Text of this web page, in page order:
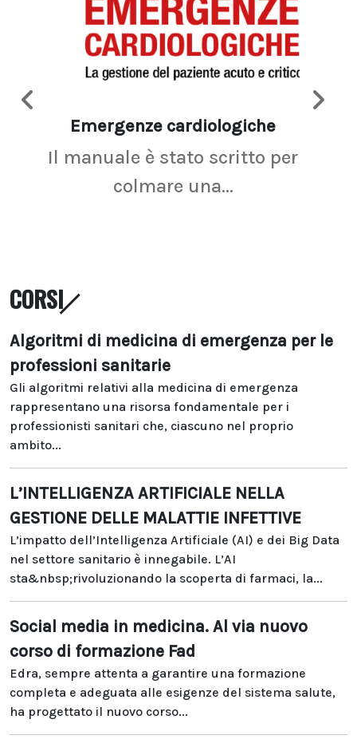
Emergenze cardiologiche
Il manuale è stato scritto per
colmare una...
CORSI
Algoritmi di medicina di emergenza per le
professioni sanitarie
Gli algoritmi relativi alla medicina di emergenza
rappresentano una risorsa fondamentale per i
professionisti sanitari che, ciascuno nel proprio
ambito...
L’INTELLIGENZA ARTIFICIALE NELLA
GESTIONE DELLE MALATTIE INFETTIVE
L’impatto dell’Intelligenza Artificiale (AI) e dei Big Data
nel settore sanitario è innegabile. L’AI
sta&nbsp;rivoluzionando la scoperta di farmaci, la...
Social media in medicina. Al via nuovo
corso di formazione Fad
Edra, sempre attenta a garantire una formazione
completa e adeguata alle esigenze del sistema salute,
ha progettato il nuovo corso...